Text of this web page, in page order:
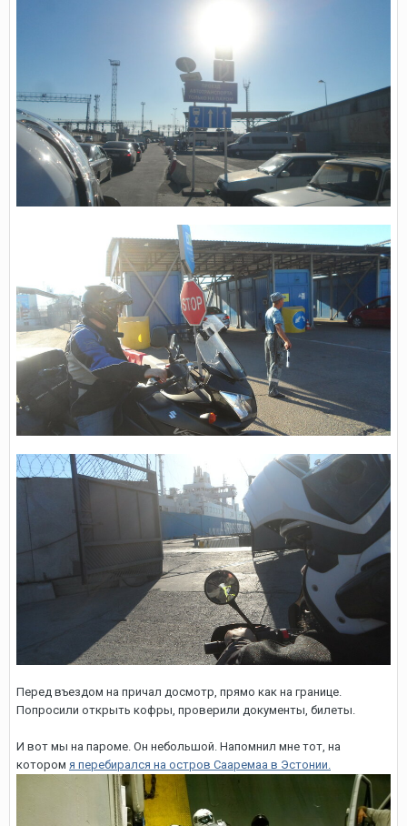
Перед въездом на причал досмотр, прямо как на границе.
Попросили открыть кофры, проверили документы, билеты.
И вот мы на пароме. Он небольшой. Напомнил мне тот, на
котором я перебирался на остров Сааремаа в Эстонии.